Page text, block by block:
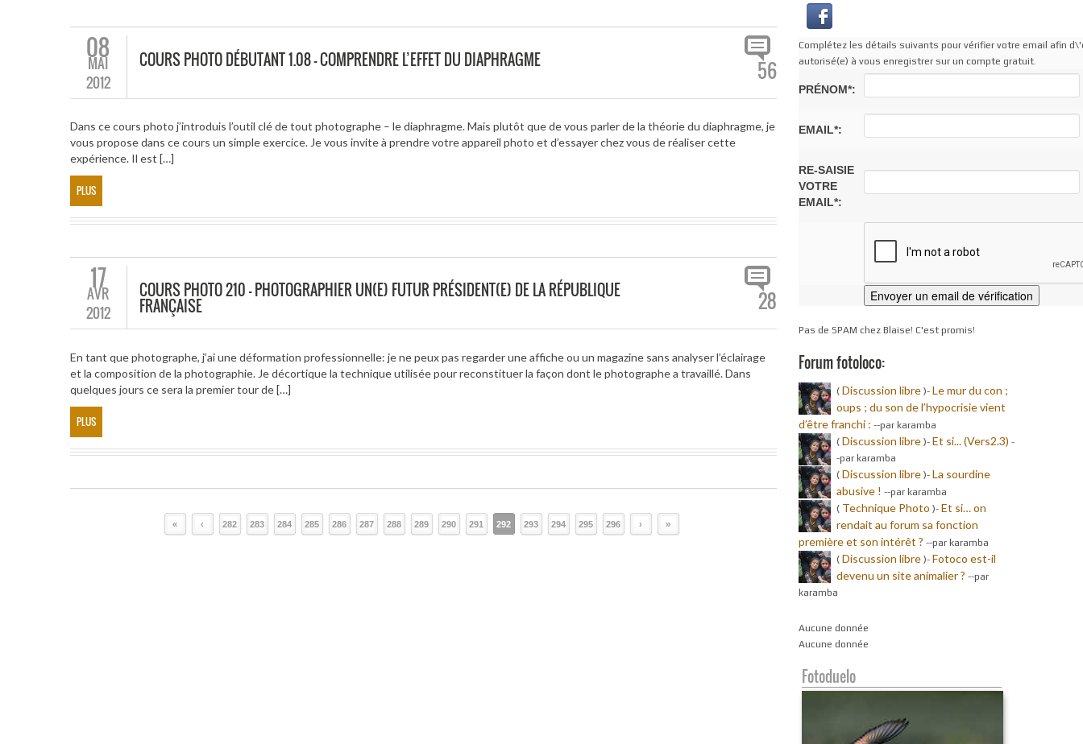
08
MAI
2012
COURS PHOTO DÉBUTANT 1.08 – COMPRENDRE L’EFFET DU DIAPHRAGME 56
Dans ce cours photo j’introduis l’outil clé de tout photographe – le diaphragme. Mais plutôt que de vous parler de la théorie du diaphragme, je
vous propose dans ce cours un simple exercice. Je vous invite à prendre votre appareil photo et d’essayer chez vous de réaliser cette
expérience. Il est […]
PLUS
17
AVR
2012
COURS PHOTO 210 – PHOTOGRAPHIER UN(E) FUTUR PRÉSIDENT(E) DE LA RÉPUBLIQUE
FRANÇAISE 28
En tant que photographe, j’ai une déformation professionnelle: je ne peux pas regarder une affiche ou un magazine sans analyser l’éclairage
et la composition de la photographie. Je décortique la technique utilisée pour reconstituer la façon dont le photographe a travaillé. Dans
quelques jours ce sera la premier tour de […]
PLUS
« ‹ 282 283 284 285 286 287 288 289 290 291 292 293 294 295 296 › »
Complétez les détails suivants pour vérifier votre email afin
autorisé(e) à vous enregistrer sur un compte gratuit.
PRÉNOM*:
EMAIL*:
RE-SAISIE
VOTRE
EMAIL*:
Pas de SPAM chez Blaise! C'est promis!
Forum fotoloco:
( Discussion libre)- Le mur du con ;
oups ; du son de l’hypocrisie vient
d’être franchi : --par karamba
( Discussion libre)- Et si... (Vers2.3) -
-par karamba
( Discussion libre)- La sourdine
abusive ! --par karamba
( Technique Photo )- Et si… on
rendait au forum sa fonction
première et son intérêt ? --par karamba
( Discussion libre)- Fotoco est-il
devenu un site animalier ? --par
karamba
Aucune donnée
Aucune donnée
Fotoduelo